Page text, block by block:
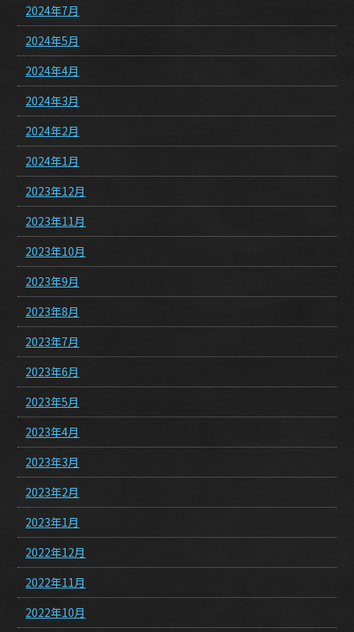
2024年7月
2024年5月
2024年4月
2024年3月
2024年2月
2024年1月
2023年12月
2023年11月
2023年10月
2023年9月
2023年8月
2023年7月
2023年6月
2023年5月
2023年4月
2023年3月
2023年2月
2023年1月
2022年12月
2022年11月
2022年10月